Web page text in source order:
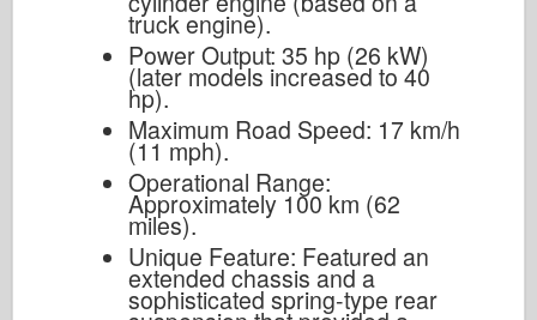
truck engine).
Power Output: 35 hp (26 kW)
(later models increased to 40
hp).
Maximum Road Speed: 17 km/h
(11 mph).
Operational Range:
Approximately 100 km (62
miles).
Unique Feature: Featured an
extended chassis and a
sophisticated spring-type rear